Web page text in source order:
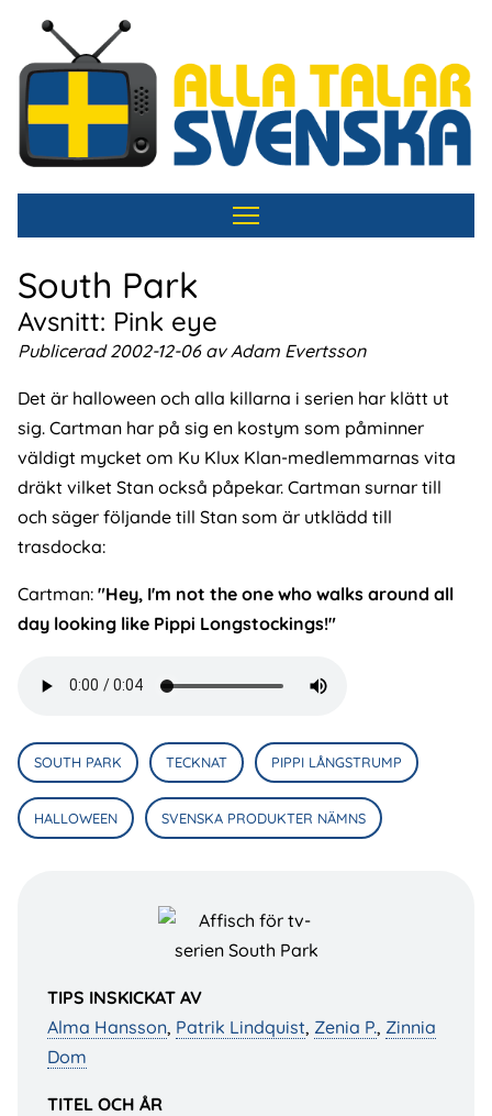
Hoppa
huvudinnehåll
South Park
Avsnitt: Pink eye
Publicerad 2002-12-06 av Adam Evertsson
Det är halloween och alla killarna i serien har klätt ut
sig. Cartman har på sig en kostym som påminner
väldigt mycket om Ku Klux Klan-medlemmarnas vita
dräkt vilket Stan också påpekar. Cartman surnar till
och säger följande till Stan som är utklädd till
trasdocka:
Cartman: "Hey, I'm not the one who walks around all
day looking like Pippi Longstockings!"
file
SOUTH PARK TECKNAT PIPPI LÅNGSTRUMP
HALLOWEEN SVENSKA PRODUKTER NÄMNS
TIPS INSKICKAT AV
Alma Hansson, Patrik Lindquist, Zenia P., Zinnia
Dom
TITEL OCH ÅR